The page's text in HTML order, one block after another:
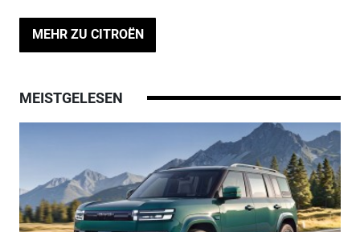
MEHR ZU CITROËN
MEISTGELESEN